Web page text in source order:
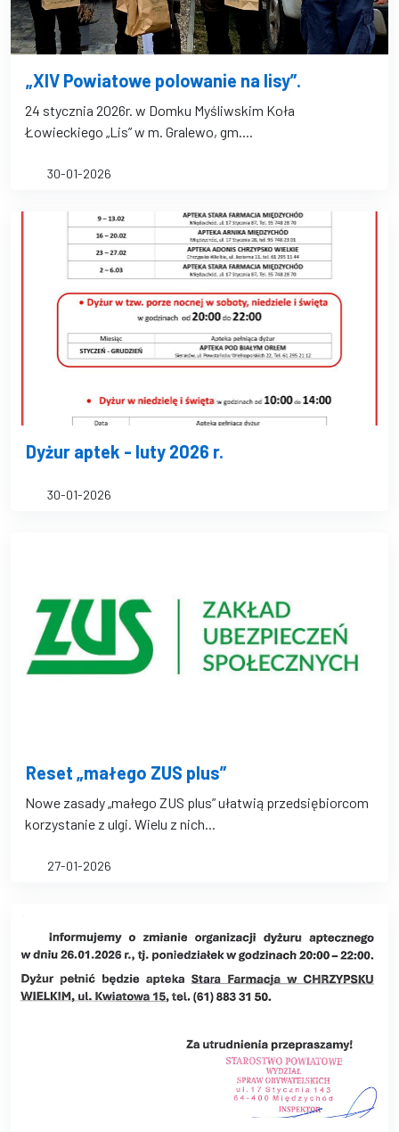
„XIV Powiatowe polowanie na lisy”.
24 stycznia 2026r. w Domku Myśliwskim Koła
Łowieckiego „Lis” w m. Gralewo, gm....
30-01-2026
Dyżur aptek - luty 2026 r.
30-01-2026
Reset „małego ZUS plus”
Nowe zasady „małego ZUS plus” ułatwią przedsiębiorcom
korzystanie z ulgi. Wielu z nich...
27-01-2026